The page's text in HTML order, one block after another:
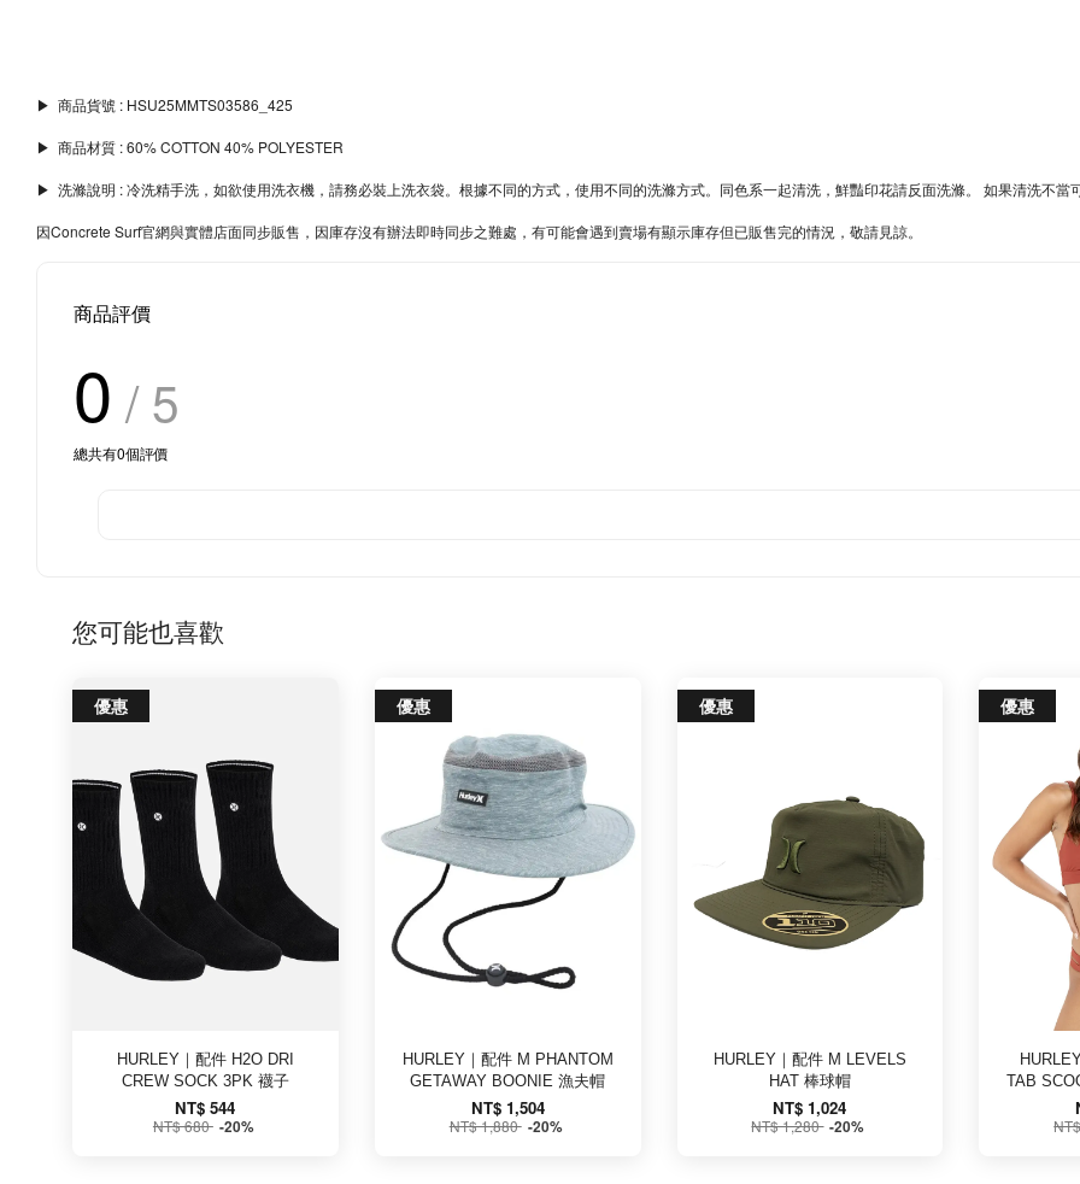
▶︎ 商品貨號 : HSU25MMTS03586_425
▶︎ 商品材質 : 60% COTTON 40% POLYESTER
▶︎ 洗滌說明 : 冷洗精手洗，如欲使用洗衣機，請務必裝上洗衣袋。根據不同的方式，使用不同的洗滌方式。同色系一起清洗，鮮豔印花請反面洗滌。 如果清洗不當
因Concrete Surf官網與實體店面同步販售，因庫存沒有辦法即時同步之難處，有可能會遇到賣場有顯示庫存但已販售完的情況，敬請見諒。
商品評價
0 / 5
總共有0個評價
您可能也喜歡
優惠
HURLEY｜配件 H2O DRI
CREW SOCK 3PK 襪子
NT$ 544
NT$ 680 -20%
優惠
HURLEY｜配件 M PHANTOM
GETAWAY BOONIE 漁夫帽
NT$ 1,504
NT$ 1,880 -20%
優惠
HURLEY｜配件 M LEVELS
HAT 棒球帽
NT$ 1,024
NT$ 1,280 -20%
優惠
TAB